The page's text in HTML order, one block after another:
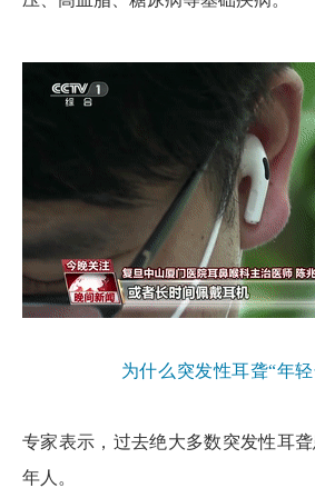
为什么突发性耳聋“年轻
专家表示，过去绝大多数突发性耳
年人。